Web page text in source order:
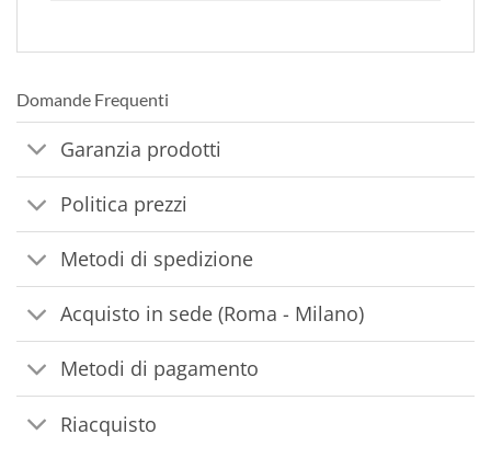
Domande Frequenti
Garanzia prodotti
Politica prezzi
Metodi di spedizione
Acquisto in sede (Roma - Milano)
Metodi di pagamento
Riacquisto